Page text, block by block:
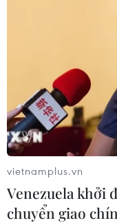
vietnamplus.vn
Venezuela khởi
chuyển giao